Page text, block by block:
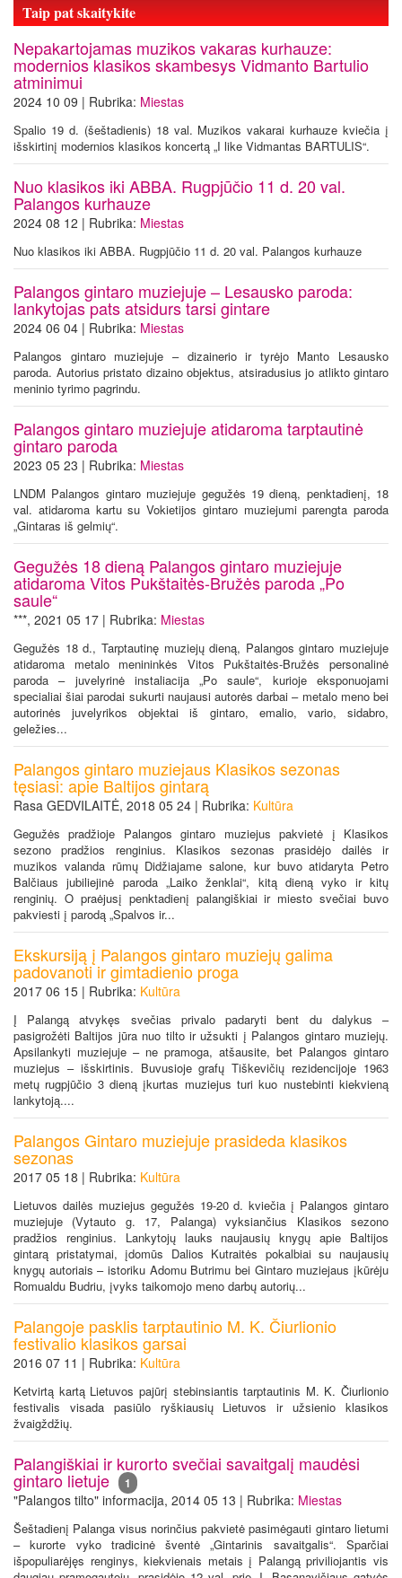
Taip pat skaitykite
Nepakartojamas muzikos vakaras kurhauze:
modernios klasikos skambesys Vidmanto Bartulio
atminimui
2024 10 09 | Rubrika: Miestas
Spalio 19 d. (šeštadienis) 18 val. Muzikos vakarai kurhauze kviečia į
išskirtinį modernios klasikos koncertą „I like Vidmantas BARTULIS“.
Nuo klasikos iki ABBA. Rugpjūčio 11 d. 20 val.
Palangos kurhauze
2024 08 12 | Rubrika: Miestas
Nuo klasikos iki ABBA. Rugpjūčio 11 d. 20 val. Palangos kurhauze
Palangos gintaro muziejuje – Lesausko paroda:
lankytojas pats atsidurs tarsi gintare
2024 06 04 | Rubrika: Miestas
Palangos gintaro muziejuje – dizainerio ir tyrėjo Manto Lesausko
paroda. Autorius pristato dizaino objektus, atsiradusius jo atlikto gintaro
meninio tyrimo pagrindu.
Palangos gintaro muziejuje atidaroma tarptautinė
gintaro paroda
2023 05 23 | Rubrika: Miestas
LNDM Palangos gintaro muziejuje gegužės 19 dieną, penktadienį, 18
val. atidaroma kartu su Vokietijos gintaro muziejumi parengta paroda
„Gintaras iš gelmių“.
Gegužės 18 dieną Palangos gintaro muziejuje
atidaroma Vitos Pukštaitės-Bružės paroda „Po
saule“
***, 2021 05 17 | Rubrika: Miestas
Gegužės 18 d., Tarptautinę muziejų dieną, Palangos gintaro muziejuje
atidaroma metalo menininkės Vitos Pukštaitės-Bružės personalinė
paroda – juvelyrinė instaliacija „Po saule“, kurioje eksponuojami
specialiai šiai parodai sukurti naujausi autorės darbai – metalo meno bei
autorinės juvelyrikos objektai iš gintaro, emalio, vario, sidabro,
geležies...
Palangos gintaro muziejaus Klasikos sezonas
tęsiasi: apie Baltijos gintarą
Rasa GEDVILAITĖ, 2018 05 24 | Rubrika: Kultūra
Gegužės pradžioje Palangos gintaro muziejus pakvietė į Klasikos
sezono pradžios renginius. Klasikos sezonas prasidėjo dailės ir
muzikos valanda rūmų Didžiajame salone, kur buvo atidaryta Petro
Balčiaus jubiliejinė paroda „Laiko ženklai“, kitą dieną vyko ir kitų
renginių. O praėjusį penktadienį palangiškiai ir miesto svečiai buvo
pakviesti į parodą „Spalvos ir...
Ekskursiją į Palangos gintaro muziejų galima
padovanoti ir gimtadienio proga
2017 06 15 | Rubrika: Kultūra
Į Palangą atvykęs svečias privalo padaryti bent du dalykus –
pasigrožėti Baltijos jūra nuo tilto ir užsukti į Palangos gintaro muziejų.
Apsilankyti muziejuje – ne pramoga, atšausite, bet Palangos gintaro
muziejus – išskirtinis. Buvusioje grafų Tiškevičių rezidencijoje 1963
metų rugpjūčio 3 dieną įkurtas muziejus turi kuo nustebinti kiekvieną
lankytoją....
Palangos Gintaro muziejuje prasideda klasikos
sezonas
2017 05 18 | Rubrika: Kultūra
Lietuvos dailės muziejus gegužės 19-20 d. kviečia į Palangos gintaro
muziejuje (Vytauto g. 17, Palanga) vyksiančius Klasikos sezono
pradžios renginius. Lankytojų lauks naujausių knygų apie Baltijos
gintarą pristatymai, įdomūs Dalios Kutraitės pokalbiai su naujausių
knygų autoriais – istoriku Adomu Butrimu bei Gintaro muziejaus įkūrėju
Romualdu Budriu, įvyks taikomojo meno darbų autorių...
Palangoje pasklis tarptautinio M. K. Čiurlionio
festivalio klasikos garsai
2016 07 11 | Rubrika: Kultūra
Ketvirtą kartą Lietuvos pajūrį stebinsiantis tarptautinis M. K. Čiurlionio
festivalis visada pasiūlo ryškiausių Lietuvos ir užsienio klasikos
žvaigždžių.
Palangiškiai ir kurorto svečiai savaitgalį maudėsi
gintaro lietuje 1
"Palangos tilto" informacija, 2014 05 13 | Rubrika: Miestas
Šeštadienį Palanga visus norinčius pakvietė pasimėgauti gintaro lietumi
– kurorte vyko tradicinė šventė „Gintarinis savaitgalis“. Sparčiai
išpopuliarėjęs renginys, kiekvienais metais į Palangą priviliojantis vis